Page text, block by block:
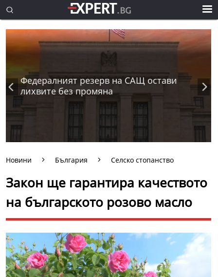
Федералният резерв на САЩ остави
лихвите без промяна
Новини България Селско стопанство
Закон ще гарантира качеството
на българското розово масло